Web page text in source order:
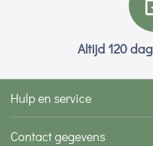
Altijd 120
Hulp en service
Contact gegevens